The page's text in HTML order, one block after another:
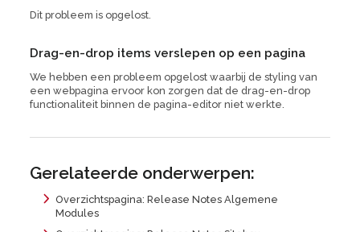
Dit probleem is opgelost.
Drag-en-drop items verslepen op een pagina
We hebben een probleem opgelost waarbij de styling van
een webpagina ervoor kon zorgen dat de drag-en-drop
functionaliteit binnen de pagina-editor niet werkte.
Gerelateerde onderwerpen:
Overzichtspagina: Release Notes Algemene
Modules